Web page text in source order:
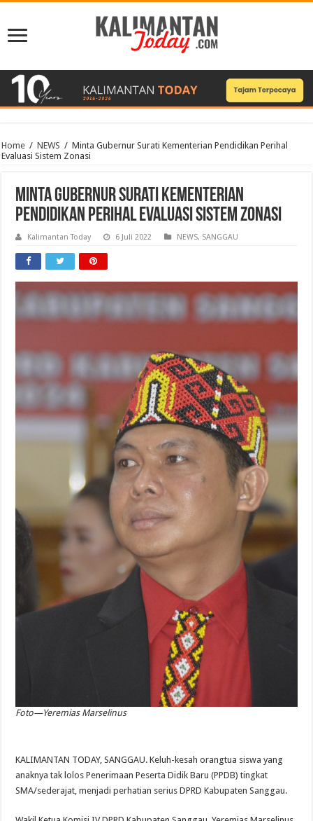
Home / NEWS / Minta Gubernur Surati Kementerian Pendidikan Perihal
Evaluasi Sistem Zonasi
Minta Gubernur Surati Kementerian
Pendidikan Perihal Evaluasi Sistem Zonasi
Kalimantan Today 6 Juli 2022 NEWS, SANGGAU
Foto—Yeremias Marselinus
KALIMANTAN TODAY, SANGGAU. Keluh-kesah orangtua siswa yang
anaknya tak lolos Penerimaan Peserta Didik Baru (PPDB) tingkat
SMA/sederajat, menjadi perhatian serius DPRD Kabupaten Sanggau.